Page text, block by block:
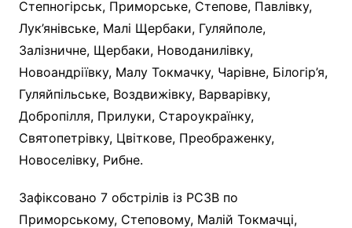
Степногірськ, Приморське, Степове, Павлівку,
Лук’янівське, Малі Щербаки, Гуляйполе,
Залізничне, Щербаки, Новоданилівку,
Новоандріївку, Малу Токмачку, Чарівне, Білогір’я,
Гуляйпільське, Воздвижівку, Варварівку,
Добропілля, Прилуки, Староукраїнку,
Святопетрівку, Цвіткове, Преображенку,
Новоселівку, Рибне.
Зафіксовано 7 обстрілів із РСЗВ по
Приморському, Степовому, Малій Токмачці,